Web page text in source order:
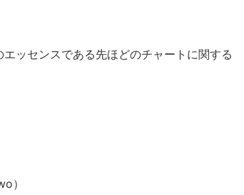
ッセンスである先ほどのチャートに関する